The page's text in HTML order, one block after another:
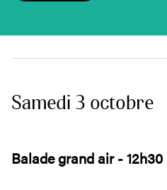
Samedi 3 octobre
Balade grand air - 12h30